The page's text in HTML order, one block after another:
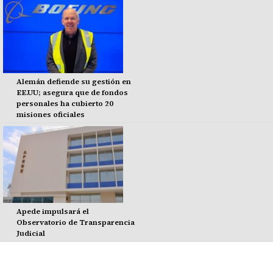
Alemán defiende su gestión en
EE.UU; asegura que de fondos
personales ha cubierto 20
misiones oficiales
Apede impulsará el
Observatorio de Transparencia
Judicial